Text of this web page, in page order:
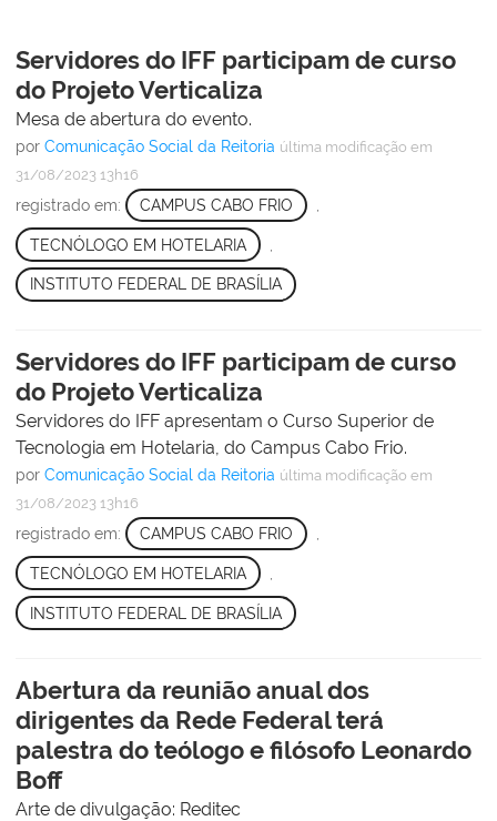
Servidores do IFF participam de curso
do Projeto Verticaliza
Mesa de abertura do evento.
por Comunicação Social da Reitoria última modificação em
31/08/2023 13h16
registrado em: CAMPUS CABO FRIO
TECNÓLOGO EM HOTELARIA
INSTITUTO FEDERAL DE BRASÍLIA
Servidores do IFF participam de curso
do Projeto Verticaliza
Servidores do IFF apresentam o Curso Superior de
Tecnologia em Hotelaria, do Campus Cabo Frio.
por Comunicação Social da Reitoria última modificação em
31/08/2023 13h16
registrado em: CAMPUS CABO FRIO
TECNÓLOGO EM HOTELARIA
INSTITUTO FEDERAL DE BRASÍLIA
Abertura da reunião anual dos
dirigentes da Rede Federal terá
palestra do teólogo e filósofo Leonardo
Boff
Arte de divulgação: Reditec